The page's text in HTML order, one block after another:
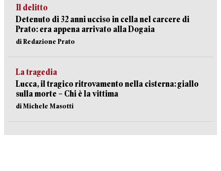
Il delitto
Detenuto di 32 anni ucciso in cella nel carcere di
Prato: era appena arrivato alla Dogaia
di Redazione Prato
La tragedia
Lucca, il tragico ritrovamento nella cisterna: giallo
sulla morte – Chi è la vittima
di Michele Masotti